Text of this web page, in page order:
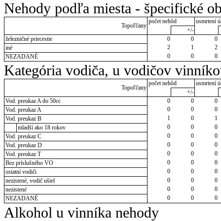
Nehody podľa miesta - špecifické
Topoľčany
počet nehôd
usmrtení
+/-
železničné priecestie
0 0
0
iné
2 1
2
NEZADANÉ
0 0 0
Kategória vodiča, u vodičov
Topoľčany
počet nehôd
usmrtení
+/-
Vod. preukaz A do 50cc
0 0
0
Vod. preukaz A
0 0
0
Vod. preukaz B
1 0
1
mladší ako 18 rokov
0 0
0
Vod. preukaz C
0 0
0
Vod. preukaz D
0 0
0
Vod. preukaz T
0 0
0
Bez príslušného VO
0 0
0
ostatní vodiči
0 0
0
nezistené, vodič ušiel
0 0
0
nezistené
0 0
0
NEZADANÉ
0 0 0
Alkohol u vinníka nehody